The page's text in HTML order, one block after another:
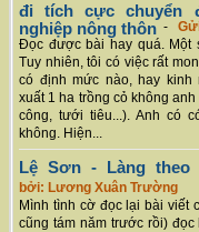
đi tích cực chuyển
nghiệp nông thôn -
Đọc được bài hay quá. Một
Tuy nhiên, tôi có việc rất
có định mức nào, hay kinh
xuất 1 ha trồng cỏ không
công, tưới tiêu...). Anh có
không. Hiện...
Lệ Sơn - Làng theo
bởi: Lương Xuân Trường
Mình tình cờ đọc lại bài viết
cũng tám năm trước rồi)